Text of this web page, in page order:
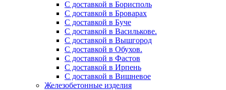
С доставкой в Борисполь
С доставкой в Броварах
С доставкой в Буче
С доставкой в Василькове.
С доставкой в Вышгород
С доставкой в Обухов.
С доставкой в Фастов
С доставкой в Ирпень
С доставкой в Вишневое
Железобетонные изделия